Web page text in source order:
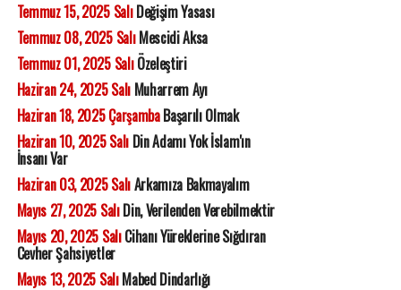
Temmuz 15, 2025 SalıDeğişim Yasası
Temmuz 08, 2025 SalıMescidi Aksa
Temmuz 01, 2025 SalıÖzeleştiri
Haziran 24, 2025 SalıMuharrem Ayı
Haziran 18, 2025 ÇarşambaBaşarılı Olmak
Haziran 10, 2025 SalıDin Adamı Yok İslam'ın
İnsanı Var
Haziran 03, 2025 SalıArkamıza Bakmayalım
Mayıs 27, 2025 SalıDin, Verilenden Verebilmektir
Mayıs 20, 2025 SalıCihanı Yüreklerine Sığdıran
Cevher Şahsiyetler
Mayıs 13, 2025 SalıMabed Dindarlığı